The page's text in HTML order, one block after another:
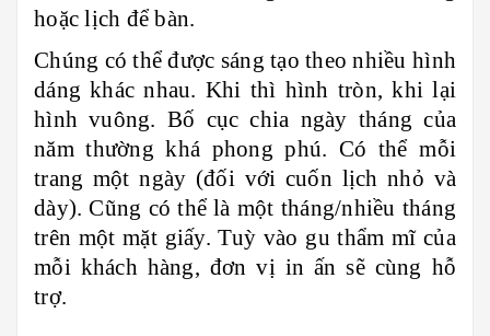
hoặc lịch để bàn.
Chúng có thể được sáng tạo theo nhiều hình
dáng khác nhau. Khi thì hình tròn, khi lại
hình vuông. Bố cục chia ngày tháng của
năm thường khá phong phú. Có thể mỗi
trang một ngày (đối với cuốn lịch nhỏ và
dày). Cũng có thể là một tháng/nhiều tháng
trên một mặt giấy. Tuỳ vào gu thẩm mĩ của
mỗi khách hàng, đơn vị in ấn sẽ cùng hỗ
trợ.